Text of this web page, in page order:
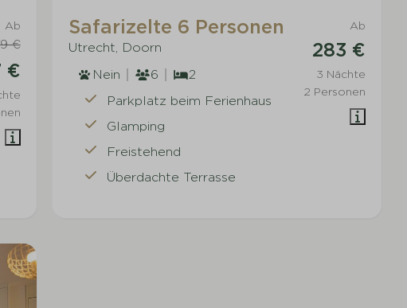
Ab
€
€
Ab
283 €
3 Nächte
2 Personen
Safarizelte 6 Personen
Utrecht, Doorn
Nein
6
2
Parkplatz beim Ferienhaus
Glamping
Freistehend
Überdachte Terrasse